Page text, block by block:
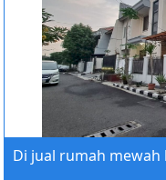
Di jual rumah mewah